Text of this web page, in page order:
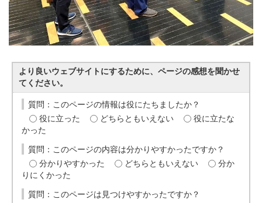
より良いウェブサイトにするために、ページの感想を聞かせ
てください。
質問：このページの情報は役にたちましたか？
役に立った
どちらともいえない
役に立たな
かった
質問：このページの内容は分かりやすかったですか？
分かりやすかった
どちらともいえない
分か
りにくかった
質問：このページは見つけやすかったですか？